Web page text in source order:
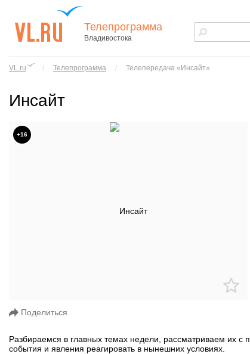
города
Владивостока
Телепрограмма
Владивостока
VL.ru / Телепрограмма / Телепередача «Инсайт»
Инсайт
+16
Поделиться
Разбираемся в главных темах недели, рассматриваем их с
события и явления реагировать в нынешних условиях.